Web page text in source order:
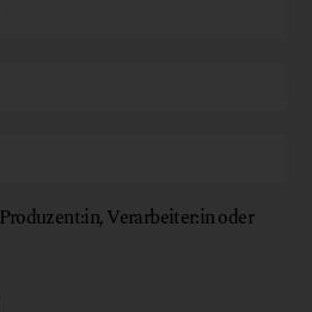
Verarbeiter:in oder